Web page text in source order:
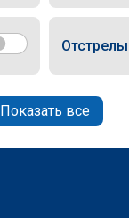
Отстрелы
Показать все